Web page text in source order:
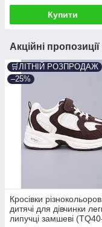
Купити
Акційні
🛒ЛІТНІЙ РОЗПРОДАЖ
–25%
Кросівки
дитячі для дівчинки
липучці замшеві